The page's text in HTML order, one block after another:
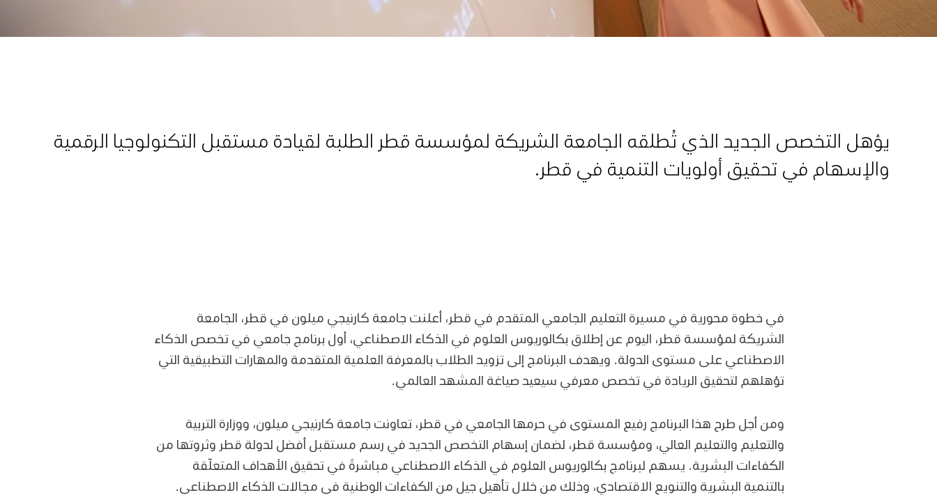
يؤهل التخصص الجديد الذي تُطلقه الجامعة الشريكة لمؤسسة قطر الطلبة لقيادة مستقبل ‏التكنولوجيا الرقمية
والإسهام في تحقيق أولويات التنمية في قطر.
في خطوة محورية في مسيرة التعليم الجامعي المتقدم في قطر، أعلنت جامعة كارنيجي ميلون في قطر، الجامعة
الشريكة لمؤسسة قطر، اليوم عن إطلاق بكالوريوس العلوم في الذكاء الاصطناعي، أول برنامج جامعي في تخصص الذكاء
الاصطناعي على مستوى الدولة. ويهدف البرنامج إلى تزويد الطلاب بالمعرفة العلمية المتقدمة والمهارات التطبيقية التي
تؤهلهم لتحقيق الريادة في تخصص معرفي سيعيد صياغة المشهد العالمي.
ومن أجل طرح هذا البرنامج رفيع المستوى في حرمها الجامعي في قطر، تعاونت جامعة كارنيجي ميلون، ووزارة التربية
والتعليم والتعليم العالي، ومؤسسة قطر، لضمان إسهام التخصص الجديد في رسم مستقبل أفضل لدولة قطر وثروتها من
الكفاءات البشرية. يسهم لبرنامج بكالوريوس العلوم في الذكاء الاصطناعي مباشرةً في تحقيق الأهداف المتعلّقة
بالتنمية البشرية والتنويع الاقتصادي، وذلك من خلال تأهيل جيل من الكفاءات الوطنية في مجالات الذكاء الاصطناعي.